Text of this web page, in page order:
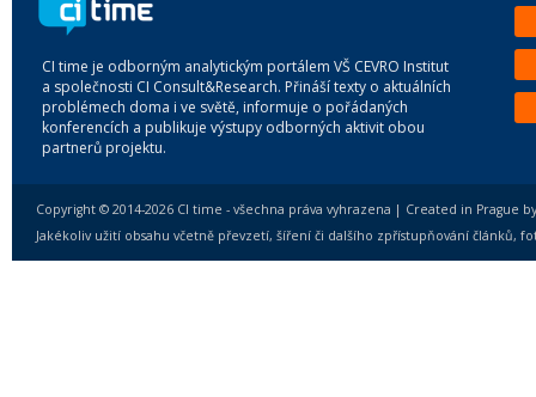
CI time je odborným analytickým portálem VŠ CEVRO Institut
a společnosti CI Consult&Research. Přináší texty o aktuálních
problémech doma i ve světě, informuje o pořádaných
konferencích a publikuje výstupy odborných aktivit obou
partnerů projektu.
Copyright © 2014-2026 CI time - všechna práva vyhrazena | Created in Prague
Jakékoliv užití obsahu včetně převzetí, šíření či dalšího zpřístupňování